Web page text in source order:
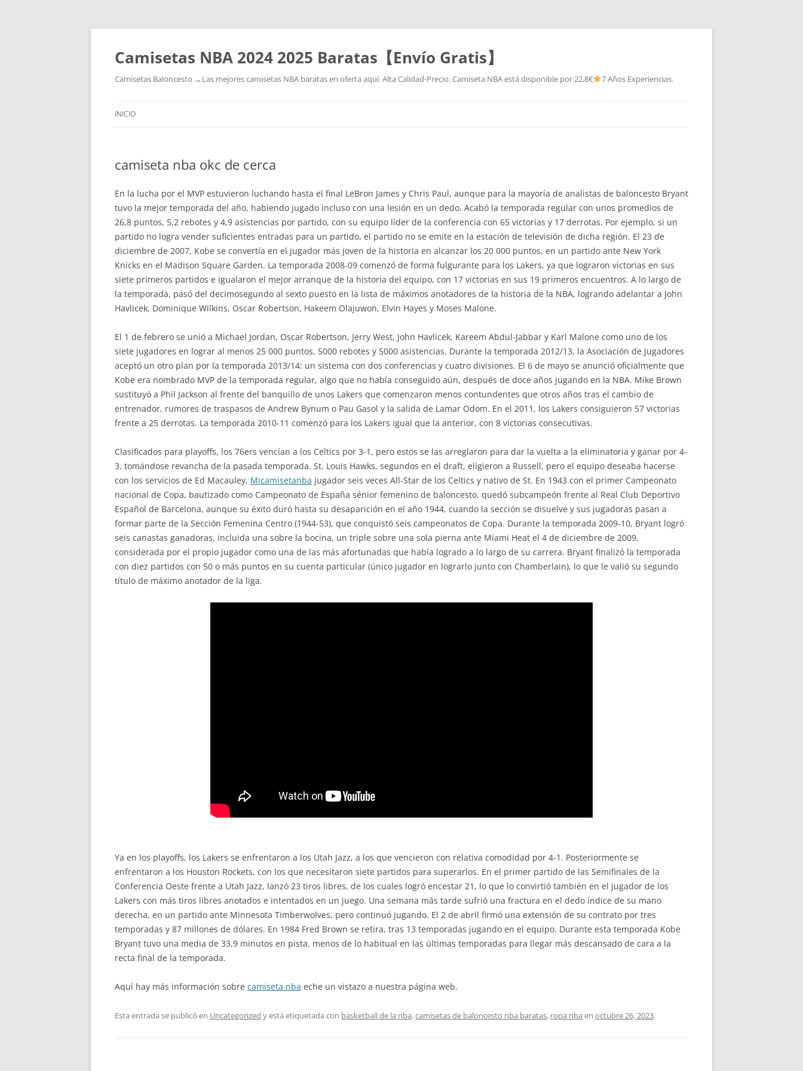
Camisetas NBA 2024 2025 Baratas【Envío Gratis】
Camisetas Baloncesto →Las mejores camisetas NBA baratas en oferta aquí. Alta Calidad-Precio. Camiseta NBA está disponible por 22,8€ 7 Años Experiencias.
INICIO
camiseta nba okc de cerca
En la lucha por el MVP estuvieron luchando hasta el final LeBron James y Chris Paul, aunque para la mayoría de analistas de baloncesto Bryant
tuvo la mejor temporada del año, habiendo jugado incluso con una lesión en un dedo. Acabó la temporada regular con unos promedios de
26,8 puntos, 5,2 rebotes y 4,9 asistencias por partido, con su equipo líder de la conferencia con 65 victorias y 17 derrotas. Por ejemplo, si un
partido no logra vender suficientes entradas para un partido, el partido no se emite en la estación de televisión de dicha región. El 23 de
diciembre de 2007, Kobe se convertía en el jugador más joven de la historia en alcanzar los 20 000 puntos, en un partido ante New York
Knicks en el Madison Square Garden. La temporada 2008-09 comenzó de forma fulgurante para los Lakers, ya que lograron victorias en sus
siete primeros partidos e igualaron el mejor arranque de la historia del equipo, con 17 victorias en sus 19 primeros encuentros. A lo largo de
la temporada, pasó del decimosegundo al sexto puesto en la lista de máximos anotadores de la historia de la NBA, logrando adelantar a John
Havlicek, Dominique Wilkins, Oscar Robertson, Hakeem Olajuwon, Elvin Hayes y Moses Malone.
El 1 de febrero se unió a Michael Jordan, Oscar Robertson, Jerry West, John Havlicek, Kareem Abdul-Jabbar y Karl Malone como uno de los
siete jugadores en lograr al menos 25 000 puntos, 5000 rebotes y 5000 asistencias. Durante la temporada 2012/13, la Asociación de Jugadores
aceptó un otro plan por la temporada 2013/14: un sistema con dos conferencias y cuatro divisiones. El 6 de mayo se anunció oficialmente que
Kobe era nombrado MVP de la temporada regular, algo que no había conseguido aún, después de doce años jugando en la NBA. Mike Brown
sustituyó a Phil Jackson al frente del banquillo de unos Lakers que comenzaron menos contundentes que otros años tras el cambio de
entrenador, rumores de traspasos de Andrew Bynum o Pau Gasol y la salida de Lamar Odom. En el 2011, los Lakers consiguieron 57 victorias
frente a 25 derrotas. La temporada 2010-11 comenzó para los Lakers igual que la anterior, con 8 victorias consecutivas.
Clasificados para playoffs, los 76ers vencían a los Celtics por 3-1, pero estos se las arreglaron para dar la vuelta a la eliminatoria y ganar por 4-
3, tomándose revancha de la pasada temporada. St. Louis Hawks, segundos en el draft, eligieron a Russell, pero el equipo deseaba hacerse
con los servicios de Ed Macauley, Micamisetanba jugador seis veces All-Star de los Celtics y nativo de St. En 1943 con el primer Campeonato
nacional de Copa, bautizado como Campeonato de España sénior femenino de baloncesto, quedó subcampeón frente al Real Club Deportivo
Español de Barcelona, aunque su éxito duró hasta su desaparición en el año 1944, cuando la sección se disuelve y sus jugadoras pasan a
formar parte de la Sección Femenina Centro (1944-53), que conquistó seis campeonatos de Copa. Durante la temporada 2009-10, Bryant logró
seis canastas ganadoras, incluida una sobre la bocina, un triple sobre una sola pierna ante Miami Heat el 4 de diciembre de 2009,
considerada por el propio jugador como una de las más afortunadas que había logrado a lo largo de su carrera. Bryant finalizó la temporada
con diez partidos con 50 o más puntos en su cuenta particular (único jugador en lograrlo junto con Chamberlain), lo que le valió su segundo
título de máximo anotador de la liga.
Ya en los playoffs, los Lakers se enfrentaron a los Utah Jazz, a los que vencieron con relativa comodidad por 4-1. Posteriormente se
enfrentaron a los Houston Rockets, con los que necesitaron siete partidos para superarlos. En el primer partido de las Semifinales de la
Conferencia Oeste frente a Utah Jazz, lanzó 23 tiros libres, de los cuales logró encestar 21, lo que lo convirtió también en el jugador de los
Lakers con más tiros libres anotados e intentados en un juego. Una semana más tarde sufrió una fractura en el dedo índice de su mano
derecha, en un partido ante Minnesota Timberwolves, pero continuó jugando. El 2 de abril firmó una extensión de su contrato por tres
temporadas y 87 millones de dólares. En 1984 Fred Brown se retira, tras 13 temporadas jugando en el equipo. Durante esta temporada Kobe
Bryant tuvo una media de 33,9 minutos en pista, menos de lo habitual en las últimas temporadas para llegar más descansado de cara a la
recta final de la temporada.
Aquí hay más información sobre camiseta nba eche un vistazo a nuestra página web.
Esta entrada se publicó en Uncategorized y está etiquetada con basketball de la nba,camisetas de baloncesto nba baratas, ropa nba en octubre 26, 2023.